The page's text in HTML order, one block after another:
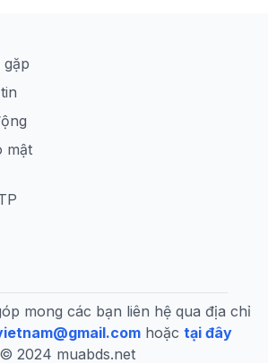
mật
mong các bạn liên hệ qua địa chỉ
hoặc tại đây
© 2024 muabds.net